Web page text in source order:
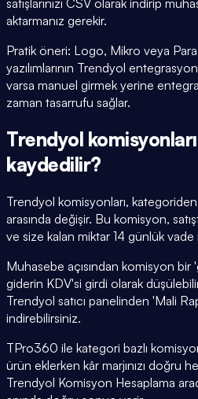
satışlarınızı CSV olarak indirip
aktarmanız gerekir.
Pratik öneri: Logo, Mikro veya
yazılımlarının Trendyol
varsa manuel girmek yerine
zaman tasarrufu sağlar.
Trendyol
kaydedilir?
Trendyol komisyonları,
arasında değişir. Bu komisyon,
ve size kalan miktar 14 günlük vade
Muhasebe açısından komisyon
giderin KDV'si girdi olarak
Trendyol satıcı panelinden 'Mali
indirebilirsiniz.
TPro360 ile kategori bazlı
ürün eklerken kâr marjınızı doğru
Trendyol Komisyon Hesaplama